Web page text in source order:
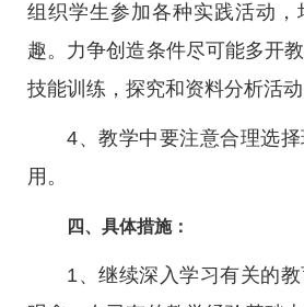
组织学生参加各种实践活动
趣。力争创造条件尽可能多开
技能训练，探究和资料分析活动
4、教学中要注意合理选
用。
四、具体措施：
1、继续深入学习有关的